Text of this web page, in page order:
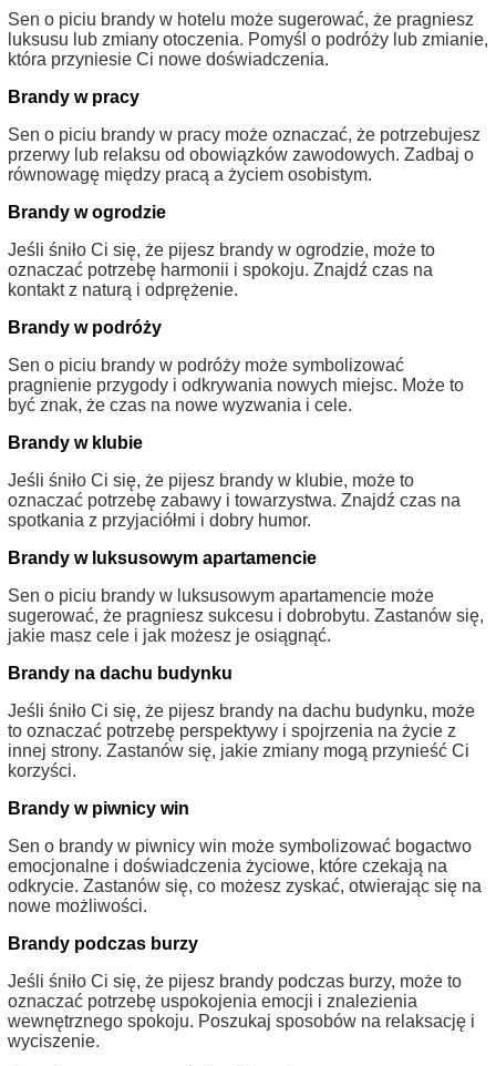
Sen o piciu brandy w hotelu może sugerować, że pragniesz
luksusu lub zmiany otoczenia. Pomyśl o podróży lub zmianie,
która przyniesie Ci nowe doświadczenia.
Brandy w pracy
Sen o piciu brandy w pracy może oznaczać, że potrzebujesz
przerwy lub relaksu od obowiązków zawodowych. Zadbaj o
równowagę między pracą a życiem osobistym.
Brandy w ogrodzie
Jeśli śniło Ci się, że pijesz brandy w ogrodzie, może to
oznaczać potrzebę harmonii i spokoju. Znajdź czas na
kontakt z naturą i odprężenie.
Brandy w podróży
Sen o piciu brandy w podróży może symbolizować
pragnienie przygody i odkrywania nowych miejsc. Może to
być znak, że czas na nowe wyzwania i cele.
Brandy w klubie
Jeśli śniło Ci się, że pijesz brandy w klubie, może to
oznaczać potrzebę zabawy i towarzystwa. Znajdź czas na
spotkania z przyjaciółmi i dobry humor.
Brandy w luksusowym apartamencie
Sen o piciu brandy w luksusowym apartamencie może
sugerować, że pragniesz sukcesu i dobrobytu. Zastanów się,
jakie masz cele i jak możesz je osiągnąć.
Brandy na dachu budynku
Jeśli śniło Ci się, że pijesz brandy na dachu budynku, może
to oznaczać potrzebę perspektywy i spojrzenia na życie z
innej strony. Zastanów się, jakie zmiany mogą przynieść Ci
korzyści.
Brandy w piwnicy win
Sen o brandy w piwnicy win może symbolizować bogactwo
emocjonalne i doświadczenia życiowe, które czekają na
odkrycie. Zastanów się, co możesz zyskać, otwierając się na
nowe możliwości.
Brandy podczas burzy
Jeśli śniło Ci się, że pijesz brandy podczas burzy, może to
oznaczać potrzebę uspokojenia emocji i znalezienia
wewnętrznego spokoju. Poszukaj sposobów na relaksację i
wyciszenie.